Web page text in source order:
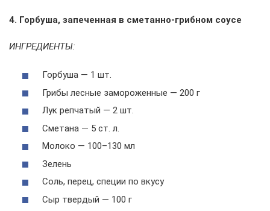
4. Горбуша, запеченная в сметанно-грибном соусе
ИНГРЕДИЕНТЫ:
Горбуша — 1 шт.
Грибы лесные замороженные — 200 г
Лук репчатый — 2 шт.
Сметана — 5 ст. л.
Молоко — 100–130 мл
Зелень
Соль, перец, специи по вкусу
Сыр твердый — 100 г